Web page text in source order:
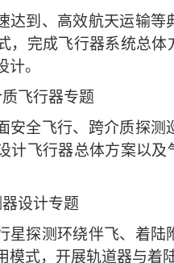
达到、高效航天运输
，完成飞行器系统总
。
飞行器专题
安全飞行、跨介质探
计飞行器总体方案以
设计专题
星探测环绕伴飞、着
模式，开展轨道器与着